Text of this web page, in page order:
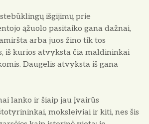
išgi­jimų prie
ąžuo­lo pasitaiko gana dažnai,
arba juos žino tik tos
iš kurios atvyksta čia maldininkai
Daugelis atvyksta iš gana
lanko ir šiaip jau įvairūs
moksleiviai ir kiti, nes šis